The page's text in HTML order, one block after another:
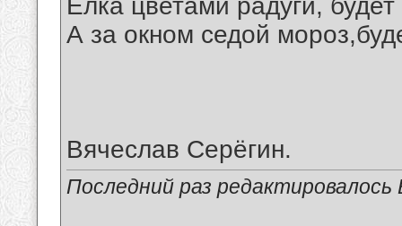
Ёлка цветами радуги,
А за окном седой
Вячеслав Серёгин.
Последний раз